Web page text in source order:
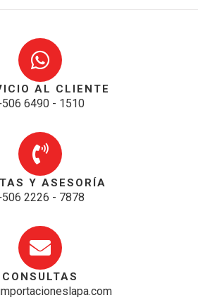
AL CLIENTE
6490 - 1510
Y ASESORÍA
2226 - 7878
CONSULTAS